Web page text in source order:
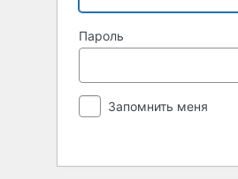
Пароль
Запомнить меня